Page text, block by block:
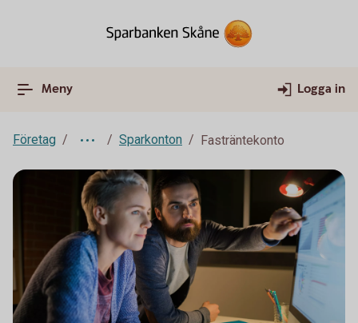
Meny Logga in
Företag Sparkonton Fasträntekonto